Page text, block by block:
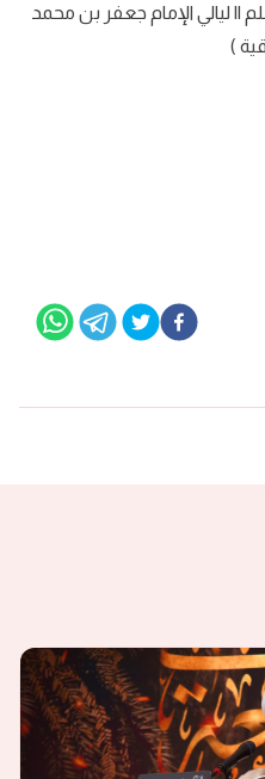
|| ليالي الإمام جعفر بن محمد
)